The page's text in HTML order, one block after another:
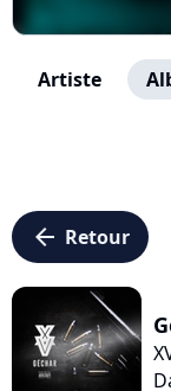
Artiste
arrow_left Retour